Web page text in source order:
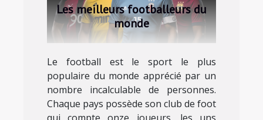
Les meilleurs footballeurs du
monde
Le football est le sport le plus
populaire du monde apprécié par un
nombre incalculable de personnes.
Chaque pays possède son club de foot